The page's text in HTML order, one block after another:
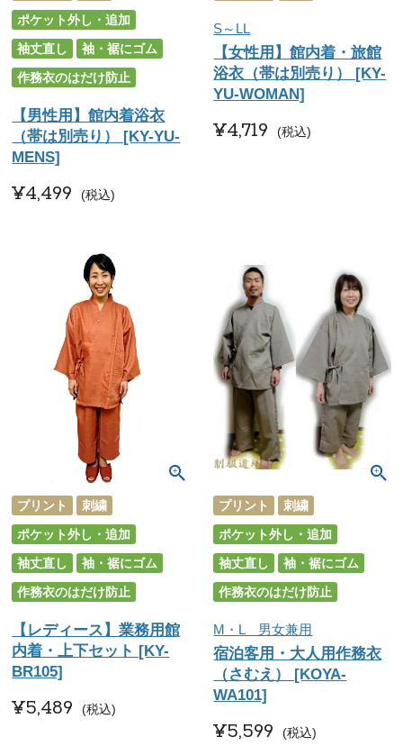
ポケット外し・追加
袖丈直し
袖・裾にゴム
作務衣のはだけ防止
【男性用】館内着浴衣
（帯は別売り） [KY-YU-
MENS]
¥4,499 税込
S～LL
【女性用】館内着・旅館
浴衣（帯は別売り） [KY-
YU-WOMAN]
¥4,719 税込
プリント
刺繍
ポケット外し・追加
袖丈直し
袖・裾にゴム
作務衣のはだけ防止
【レディース】業務用館
内着・上下セット [KY-
BR105]
¥5,489 税込
プリント
刺繍
ポケット外し・追加
袖丈直し
袖・裾にゴム
作務衣のはだけ防止
M・L 男女兼用
宿泊客用・大人用作務衣
（さむえ） [KOYA-
WA101]
¥5,599 税込